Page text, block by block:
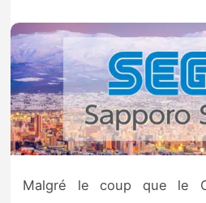
Chiffres de ventes
Rumeurs
Nintendo Direct
Tests et previews
Malgré le coup que le